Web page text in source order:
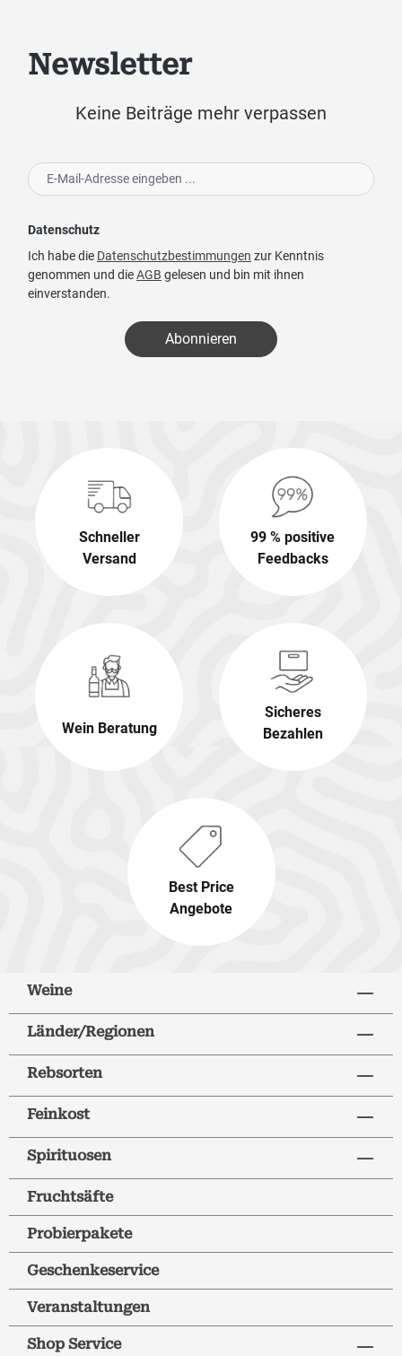
Newsletter
Keine Beiträge mehr verpassen
Datenschutz
Ich habe die Datenschutzbestimmungen zur Kenntnis
genommen und dieAGB gelesen und bin mit ihnen
einverstanden.
Abonnieren
Schneller
Versand
99 % positive
Feedbacks
Wein Beratung
Sicheres
Bezahlen
Best Price
Angebote
Weine
Länder/Regionen
Rebsorten
Feinkost
Spirituosen
Fruchtsäfte
Probierpakete
Geschenkeservice
Veranstaltungen
Shop Service